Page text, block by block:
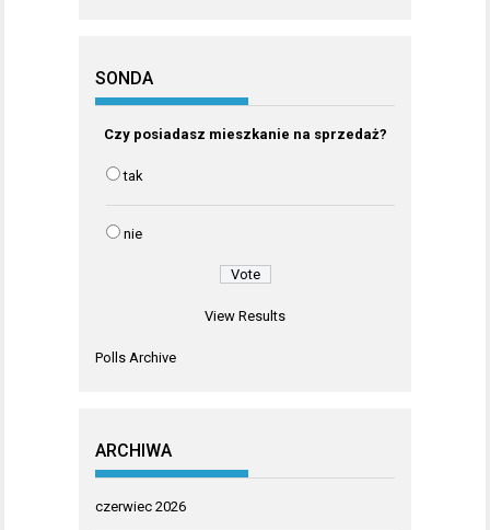
SONDA
Czy posiadasz mieszkanie na sprzedaż?
tak
nie
View Results
Polls Archive
ARCHIWA
czerwiec 2026